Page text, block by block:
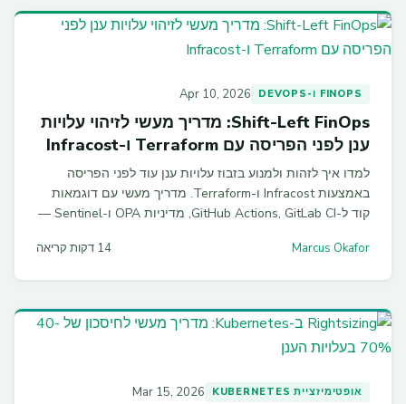
FINOPS ו-DEVOPS Apr 10, 2026
Shift-Left FinOps: מדריך מעשי לזיהוי עלויות
ענן לפני הפריסה עם Terraform ו-Infracost
למדו איך לזהות ולמנוע בזבוז עלויות ענן עוד לפני הפריסה
באמצעות Infracost ו-Terraform. מדריך מעשי עם דוגמאות
קוד ל-GitHub Actions, GitLab CI, מדיניות OPA ו-Sentinel —
Marcus Okafor 14 דקות קריאה
אופטימיזציית KUBERNETES Mar 15, 2026